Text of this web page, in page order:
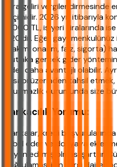
"Kira geliri
seçimidir. 2026 yılı itibarıyla
21.000 TL, iş yeri kiralarında
%20'dir. Eğer
(bakım, onarım, faiz, sigorta)
mutlaka gerçek gider
gider daha avantajlı olabilir.
hesabı üzerinden tahsil
uyuşmazlık durumunda size
Bankacılık Yorumu:
"Bankalar, kredi
kabul eder ve dosyaya
beyan edilmiş olması şarttır.
doğrulaması için vergi